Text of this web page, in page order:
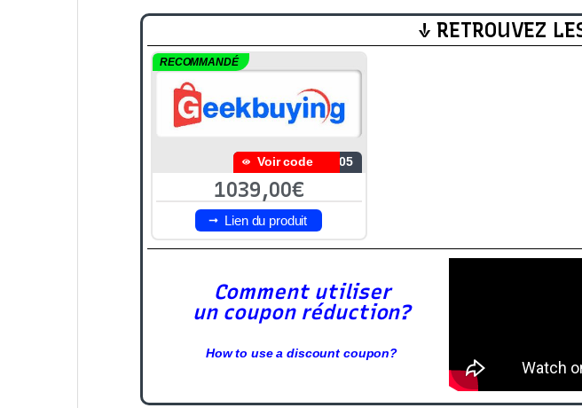
↓ RETROUVEZ
RECOMMANDÉ
Voir code S05
1039,00€
Lien du produit
Comment utiliser
un coupon réduction?
How to use a discount coupon?